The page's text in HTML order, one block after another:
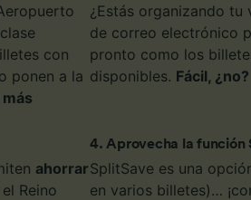
con
ponen a la
¿Estás organizando tu
de correo electrónico
pronto como los
disponibles. Fácil, ¿no?
ahorrar
Reino
4. Aprovecha la función
SplitSave es una
en varios billetes)…